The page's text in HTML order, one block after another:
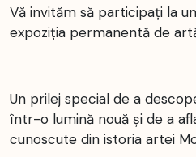
Vă invităm să participați la
expoziția permanentă de
Un prilej special de a
într-o lumină nouă și de a
cunoscute din istoria artei